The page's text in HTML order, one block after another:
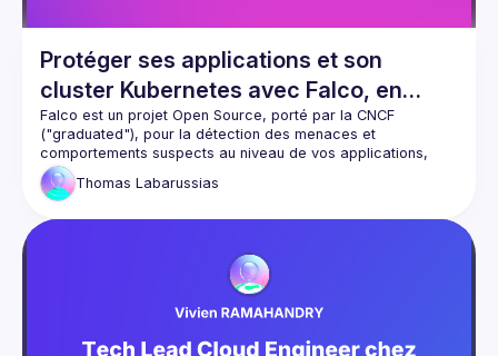
Protéger ses applications et son
cluster Kubernetes avec Falco, en
détectant et réagissant aux menaces
Falco est un projet Open Source, porté par la CNCF
("graduated"), pour la détection des menaces et
comportements suspects au niveau de vos applications,
clusters Kubernetes et comptes Cloud grâce à eBPF et son
Thomas Labarussias